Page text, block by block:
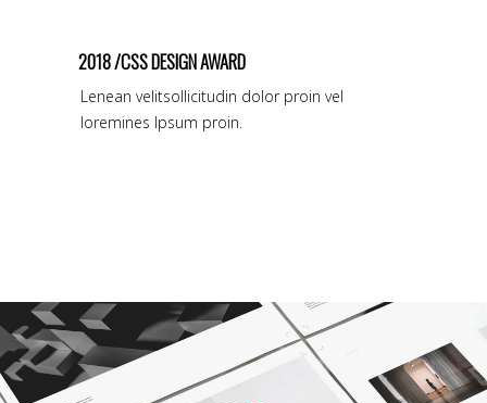
2018 /CSS DESIGN AWARD
Lenean velitsollicitudin dolor proin vel
loremines Ipsum proin.